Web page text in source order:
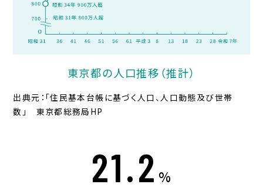
東京都の人口推移（推計）
出典元：「住民基本台帳に基づく人口、人口動態及び世帯
数」 東京都総務局HP
21.2 %